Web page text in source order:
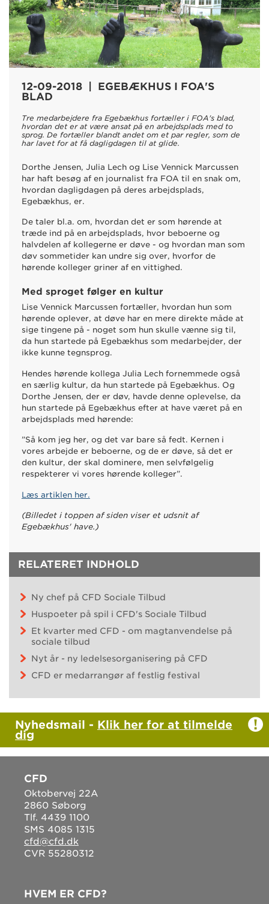
12-09-2018 | EGEBÆKHUS I FOA'S
BLAD
Tre medarbejdere fra Egebækhus fortæller i FOA's blad,
hvordan det er at være ansat på en arbejdsplads med to
sprog. De fortæller blandt andet om et par regler, som de
har lavet for at få dagligdagen til at glide.
Dorthe Jensen, Julia Lech og Lise Vennick Marcussen
har haft besøg af en journalist fra FOA til en snak om,
hvordan dagligdagen på deres arbejdsplads,
Egebækhus, er.
De taler bl.a. om, hvordan det er som hørende at
træde ind på en arbejdsplads, hvor beboerne og
halvdelen af kollegerne er døve - og hvordan man som
døv sommetider kan undre sig over, hvorfor de
hørende kolleger griner af en vittighed.
Med sproget følger en kultur
Lise Vennick Marcussen fortæller, hvordan hun som
hørende oplever, at døve har en mere direkte måde at
sige tingene på - noget som hun skulle vænne sig til,
da hun startede på Egebækhus som medarbejder, der
ikke kunne tegnsprog.
Hendes hørende kollega Julia Lech fornemmede også
en særlig kultur, da hun startede på Egebækhus. Og
Dorthe Jensen, der er døv, havde denne oplevelse, da
hun startede på Egebækhus efter at have været på en
arbejdsplads med hørende:
”Så kom jeg her, og det var bare så fedt. Kernen i
vores arbejde er beboerne, og de er døve, så det er
den kultur, der skal dominere, men selvfølgelig
respekterer vi vores hørende kolleger”.
Læs artiklen her.
(Billedet i toppen af siden viser et udsnit af
Egebækhus' have.)
RELATERET INDHOLD
Ny chef på CFD Sociale Tilbud
Huspoeter på spil i CFD's Sociale Tilbud
Et kvarter med CFD - om magtanvendelse på
sociale tilbud
Nyt år - ny ledelsesorganisering på CFD
CFD er medarrangør af festlig festival
Nyhedsmail - Klik her for at tilmelde
dig
CFD
Oktobervej 22A
2860 Søborg
Tlf. 4439 1100
SMS 4085 1315
cfd@cfd.dk
CVR 55280312
HVEM ER CFD?